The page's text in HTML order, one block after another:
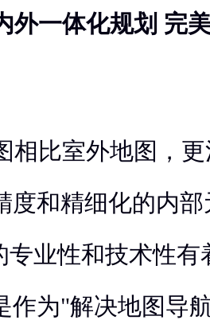
外一体化规划 完
相比室外地图，
度和精细化的内
专业性和技术性
作为"解决地图导